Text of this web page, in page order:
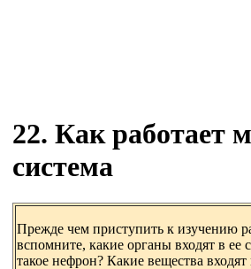
22. Как работает
система
Прежде чем приступить к изучению
вспомните, какие органы входят в
такое нефрон? Какие вещества